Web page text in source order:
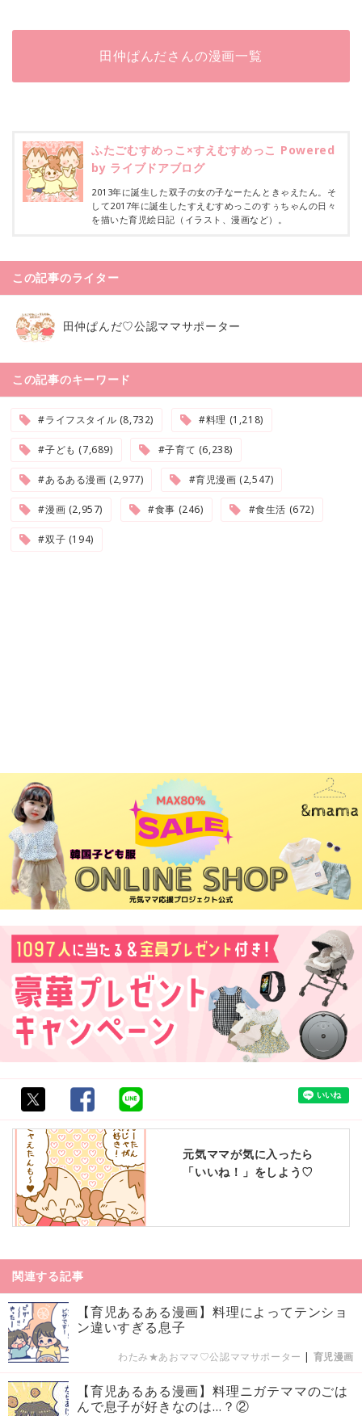
田仲ぱんださんの漫画一覧
ふたごむすめっこ×すえむすめっこ Powered
by ライブドアブログ
2013年に誕生した双子の女の子なーたんときゃえたん。そ
して2017年に誕生したすえむすめっこのすぅちゃんの日々
を描いた育児絵日記（イラスト、漫画など）。
この記事のライター
田仲ぱんだ♡公認ママサポーター
この記事のキーワード
#ライフスタイル (8,732) #料理 (1,218)
#子ども (7,689) #子育て (6,238)
#あるある漫画 (2,977) #育児漫画 (2,547)
#漫画 (2,957) #食事 (246) #食生活 (672)
#双子 (194)
元気ママが気に入ったら
「いいね！」をしよう♡
関連する記事
【育児あるある漫画】料理によってテンショ
ン違いすぎる息子
わたみ★あおママ♡公認ママサポーター | 育児漫画
【育児あるある漫画】料理ニガテママのごは
んで息子が好きなのは…？②